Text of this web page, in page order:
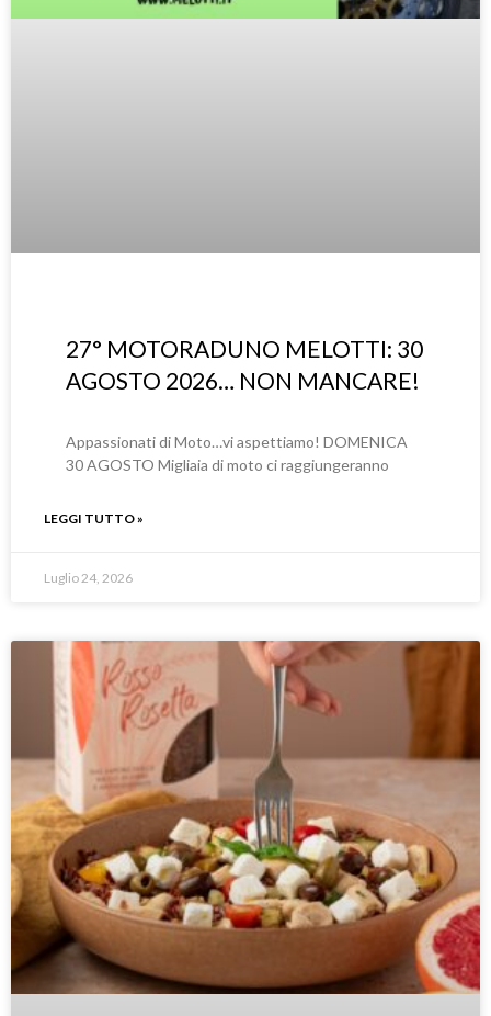
27° MOTORADUNO MELOTTI: 30
AGOSTO 2026… NON MANCARE!
Appassionati di Moto…vi aspettiamo! DOMENICA
30 AGOSTO Migliaia di moto ci raggiungeranno
LEGGI TUTTO »
Luglio 24, 2026